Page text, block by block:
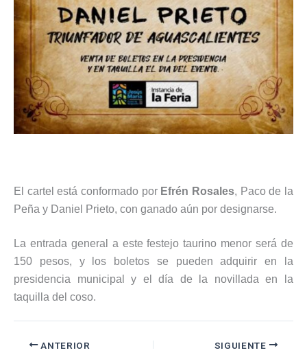
El cartel está conformado por Efrén Rosales, Paco de la
Peña y Daniel Prieto, con ganado aún por designarse.
La entrada general a este festejo taurino menor será de
150 pesos, y los boletos se pueden adquirir en la
presidencia municipal y el día de la novillada en la
taquilla del coso.
ANTERIOR SIGUIENTE